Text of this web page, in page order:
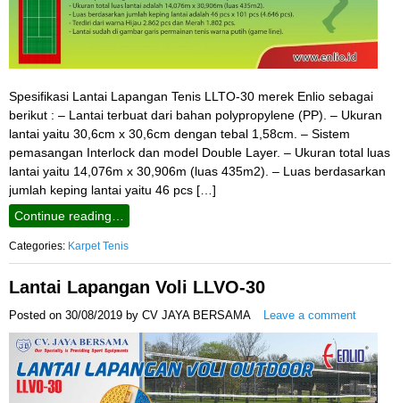
Spesifikasi Lantai Lapangan Tenis LLTO-30 merek Enlio sebagai
berikut : – Lantai terbuat dari bahan polypropylene (PP). – Ukuran
lantai yaitu 30,6cm x 30,6cm dengan tebal 1,58cm. – Sistem
pemasangan Interlock dan model Double Layer. – Ukuran total luas
lantai yaitu 14,076m x 30,906m (luas 435m2). – Luas berdasarkan
jumlah keping lantai yaitu 46 pcs […]
Continue reading…
Categories: Karpet Tenis
Lantai Lapangan Voli LLVO-30
Posted on 30/08/2019 by CV JAYA BERSAMA Leave a comment